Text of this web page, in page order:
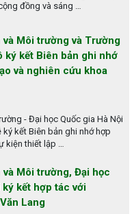
đồng và sáng …
và Môi trường và Trường
ký kết Biên bản ghi nhớ
và nghiên cứu khoa
- Đại học Quốc gia Hà Nội
kết Biên bản ghi nhớ hợp
kiện thiết lập …
và Môi trường, Đại học
ký kết hợp tác với
Lang